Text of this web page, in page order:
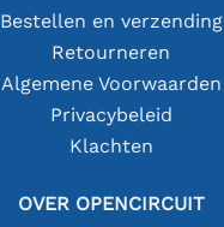
Bestellen en verzending
Retourneren
Algemene Voorwaarden
Privacybeleid
Klachten
OVER OPENCIRCUIT